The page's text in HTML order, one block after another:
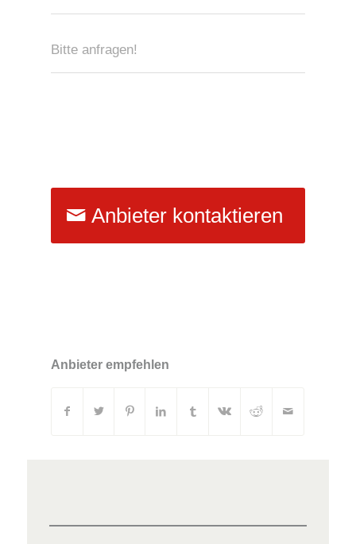
Bitte anfragen!
Anbieter kontaktieren
Anbieter empfehlen